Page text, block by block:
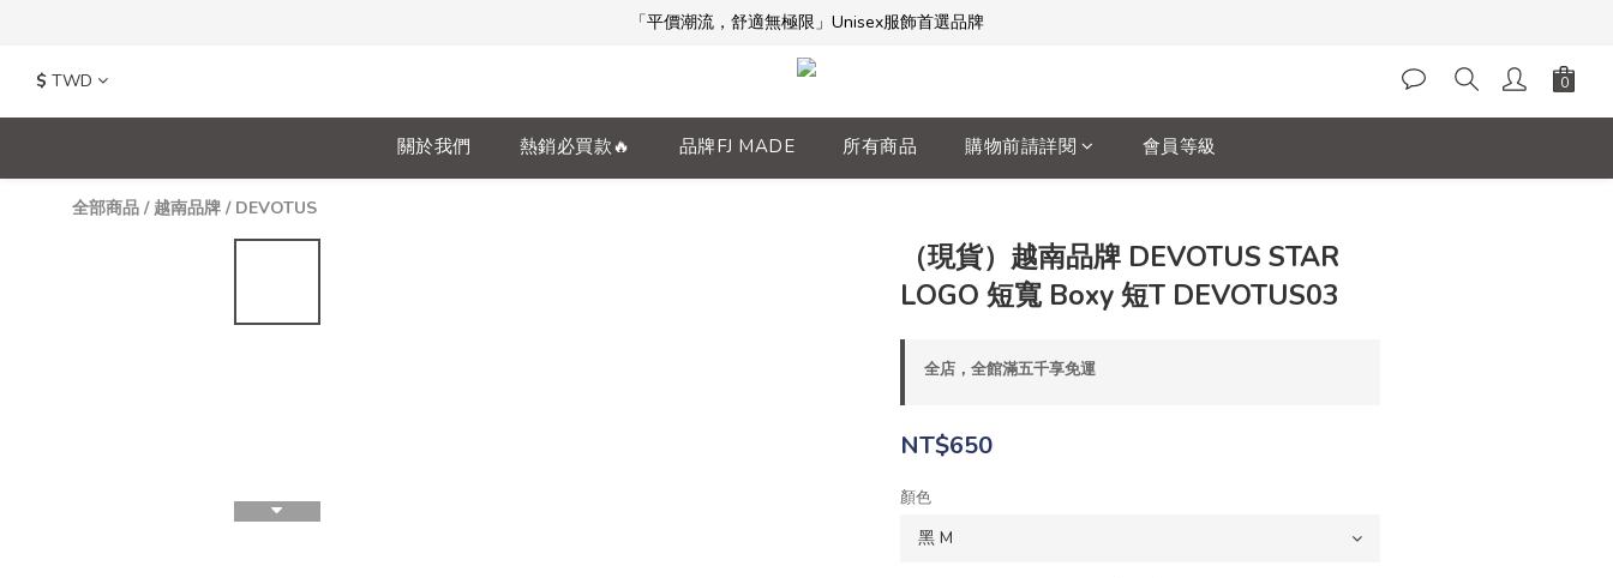
「平價潮流，舒適無極限」Unisex服飾首選品牌
「平價潮流，舒適無極限」Unisex服飾首選品牌
本週限時開團🔥
全館滿$5000免運！加入會員享更多優惠及折扣
「平價潮流，舒適無極限」Unisex服飾首選品牌
$ TWD
關於我們 熱銷必買款🔥 品牌FJ MADE 所有商品 購物前請詳閱 會員等級
全部商品 /越南品牌 / DEVOTUS
（現貨）越南品牌 DEVOTUS STAR
LOGO 短寬 Boxy 短T DEVOTUS03
全店，全館滿五千享免運
NT$650
顏色